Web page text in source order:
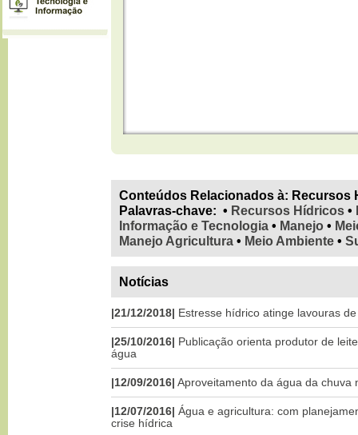
Conteúdos Relacionados à: Recursos
Palavras-chave: • Recursos Hídricos •
Informação e Tecnologia • Manejo •
Manejo Agricultura • Meio Ambiente •
Notícias
|21/12/2018| Estresse hídrico atinge lavouras
|25/10/2016|
Publicação orienta produtor de
água
|12/09/2016| Aproveitamento da água da chuva
|12/07/2016| Água e agricultura: com
crise hídrica